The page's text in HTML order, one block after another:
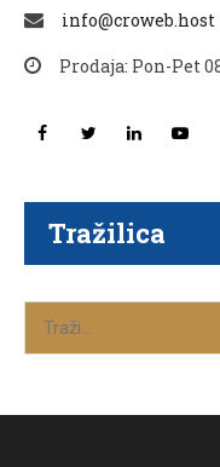
info@croweb.host
Prodaja: Pon-Pet
Tražilica